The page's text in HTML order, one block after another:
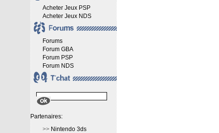
Acheter Jeux PSP
Acheter Jeux NDS
Forums
Forum GBA
Forum PSP
Forum NDS
Partenaires:
>> Nintendo 3ds